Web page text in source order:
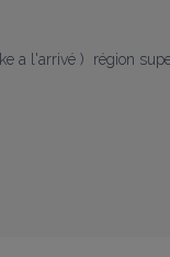
a l'arrivé )  région